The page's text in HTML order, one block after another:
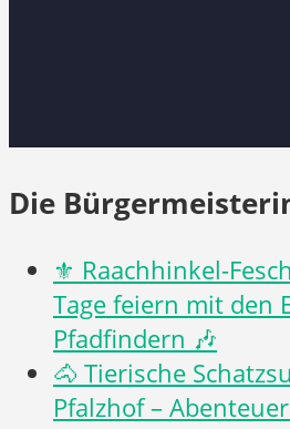
Die
⚜️ Raachhinkel-
Tage feiern mit den
Pfadfindern 🎶
🐴 Tierische
Pfalzhof –